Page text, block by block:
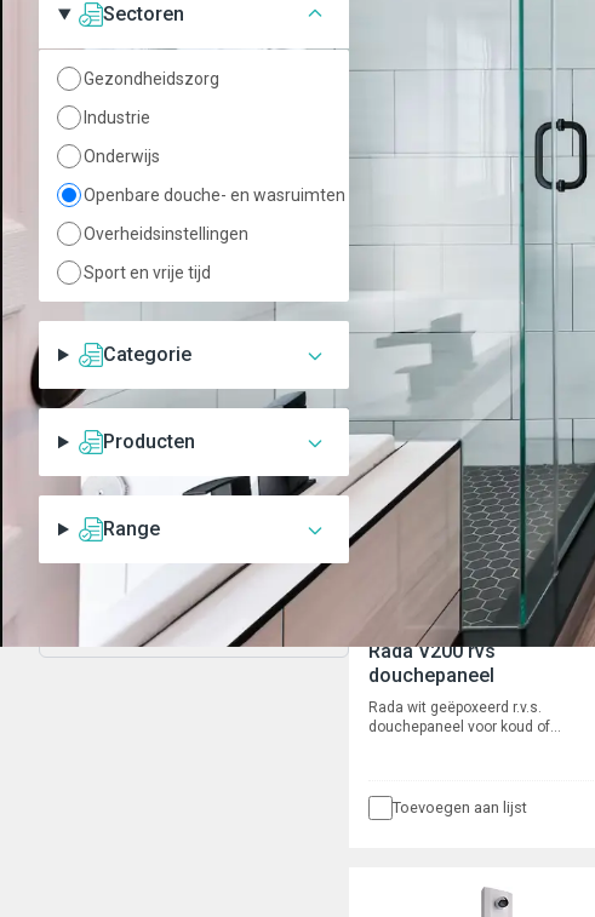
Sectoren
Gezondheidszorg
Industrie
Onderwijs
Openbare douche- en wasruimten
Overheidsinstellingen
Sport en vrije tijd
Categorie
Producten
Range
Filter wissen
Kunststof magneetventiel met
behuizing van glasvezelversterkt
kunststof. Aansluiting 15 mm knel.
Toevoegen aan lijst
Rada V200 rvs
douchepaneel
Rada wit geëpoxeerd r.v.s.
douchepaneel voor koud of
Control piëzo druktoetsbediening
½" magneetventiel. Met een
functie. Met waterbesparende
Toevoegen aan lijst